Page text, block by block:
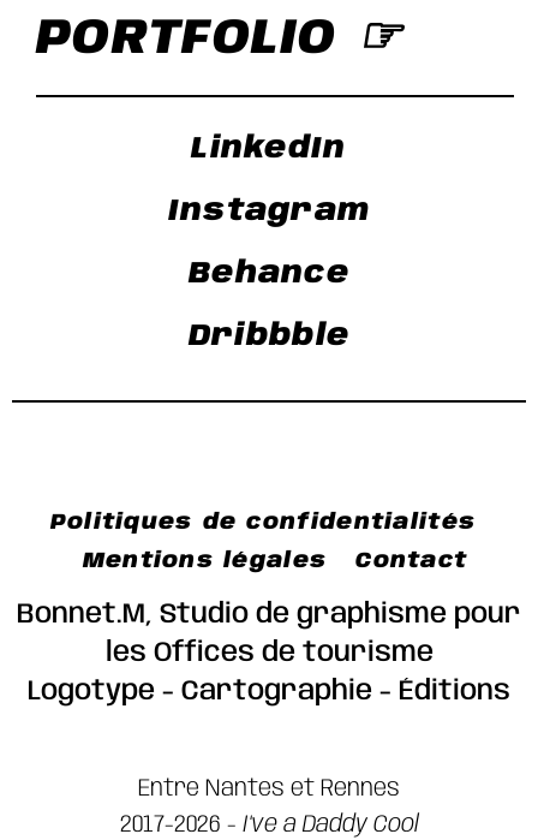
PORTFOLIO ☞
LinkedIn
Instagram
Behance
Dribbble
Politiques de confidentialités
Mentions légales
Contact
Bonnet.M, Studio de graphisme pour
les Offices de tourisme
Logotype - Cartographie - Éditions
Entre Nantes et Rennes
2017-2026 - I've a Daddy Cool